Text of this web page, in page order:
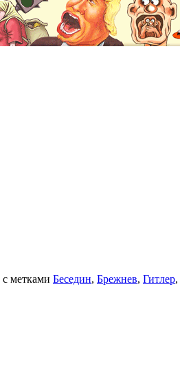
с метками Беседин, Брежнев, Гитлер,